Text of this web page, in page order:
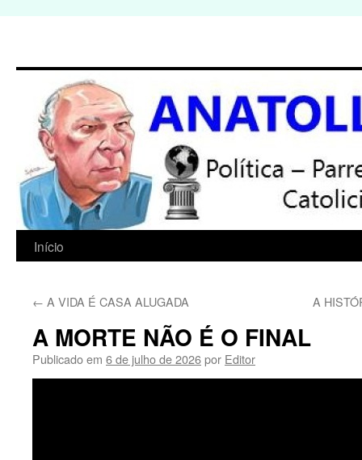
Pular
conteúdo
Início
← A VIDA É CASA ALUGADA A
A MORTE NÃO É O FINAL
Publicado em 6 de julho de 2026por Editor